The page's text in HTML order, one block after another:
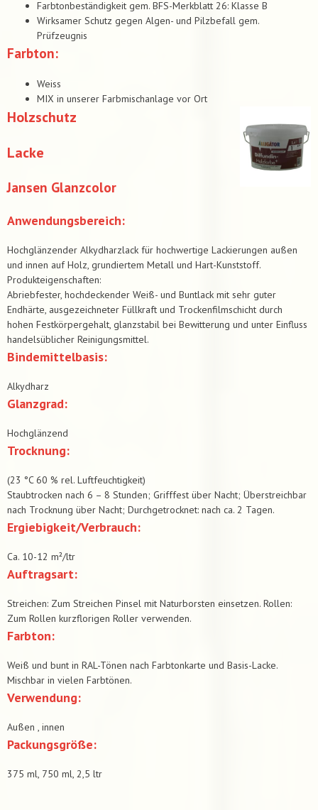
Farbtonbeständigkeit gem. BFS-Merkblatt 26: Klasse B
Wirksamer Schutz gegen Algen- und Pilzbefall gem.
Prüfzeugnis
Farbton:
Weiss
MIX in unserer Farbmischanlage vor Ort
Holzschutz
Lacke
Jansen Glanzcolor
Anwendungsbereich:
Hochglänzender Alkydharzlack für hochwertige Lackierungen außen
und innen auf Holz, grundiertem Metall und Hart-Kunststoff.
Produkteigenschaften:
Abriebfester, hochdeckender Weiß- und Buntlack mit sehr guter
Endhärte, ausgezeichneter Füllkraft und Trockenfilmschicht durch
hohen Festkörpergehalt, glanzstabil bei Bewitterung und unter Einfluss
handelsüblicher Reinigungsmittel.
Bindemittelbasis:
Alkydharz
Glanzgrad:
Hochglänzend
Trocknung:
(23 °C 60 % rel. Luftfeuchtigkeit)
Staubtrocken nach 6 – 8 Stunden; Grifffest über Nacht; Überstreichbar
nach Trocknung über Nacht; Durchgetrocknet: nach ca. 2 Tagen.
Ergiebigkeit/Verbrauch:
Ca. 10-12 m²/ltr
Auftragsart:
Streichen: Zum Streichen Pinsel mit Naturborsten einsetzen. Rollen:
Zum Rollen kurzflorigen Roller verwenden.
Farbton:
Weiß und bunt in RAL-Tönen nach Farbtonkarte und Basis-Lacke.
Mischbar in vielen Farbtönen.
Verwendung:
Außen , innen
Packungsgröße:
375 ml, 750 ml, 2,5 ltr